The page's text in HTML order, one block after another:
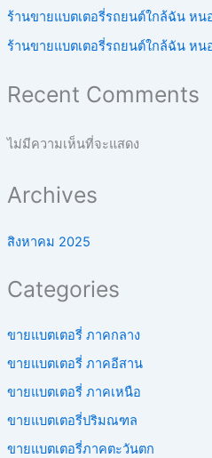
ร้านขายแบตเตอรี่รถยนต์ใกล้ฉัน หน
ร้านขายแบตเตอรี่รถยนต์ใกล้ฉัน หน
Recent Comments
ไม่มีความเห็นที่จะแสดง
Archives
สิงหาคม 2025
Categories
ขายแบตเตอรี่ ภาคกลาง
ขายแบตเตอรี่ ภาคอีสาน
ขายแบตเตอรี่ ภาคเหนือ
ขายแบตเตอรี่ปริมณฑล
ขายแบตเตอรี่ภาคตะวันตก